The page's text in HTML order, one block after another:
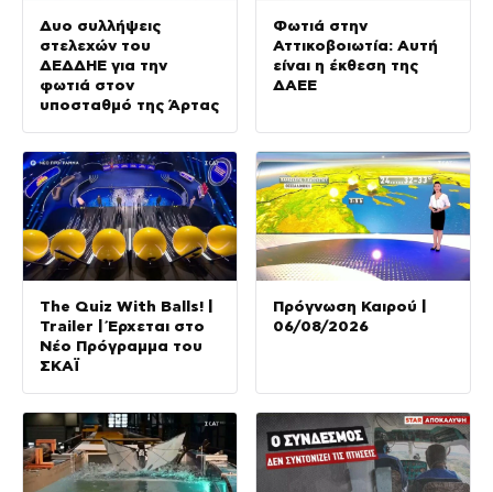
Δυο συλλήψεις
στελεχών του
ΔΕΔΔΗΕ για την
φωτιά στον
υποσταθμό της Άρτας
Φωτιά στην
Αττικοβοιωτία: Αυτή
είναι η έκθεση της
ΔΑΕΕ
The Quiz With Balls! |
Trailer | Έρχεται στο
Νέο Πρόγραμμα του
ΣΚΑΪ
Πρόγνωση Καιρού |
06/08/2026